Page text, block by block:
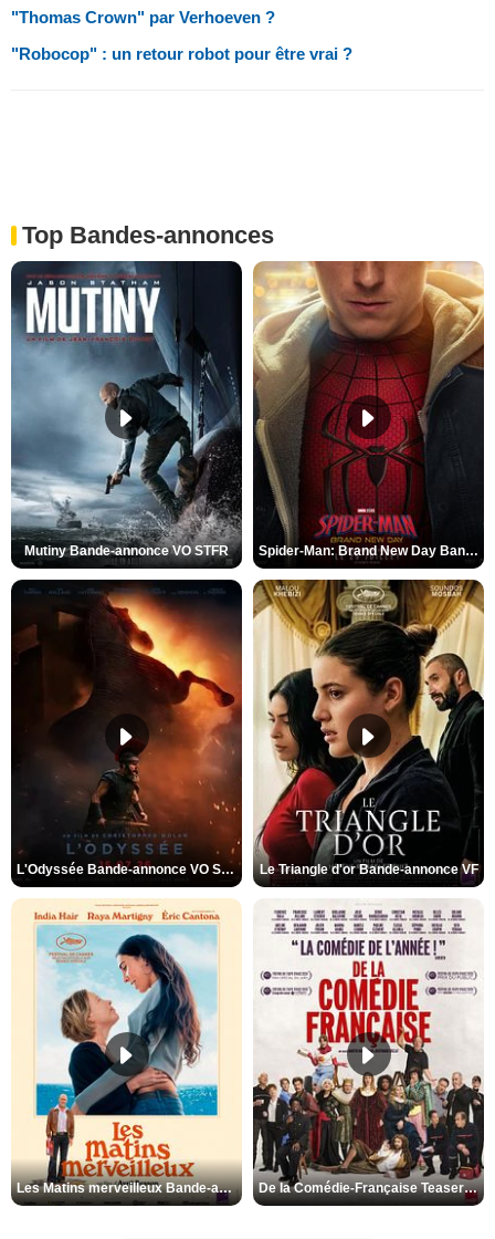
"Thomas Crown" par Verhoeven ?
"Robocop" : un retour robot pour être vrai ?
Top Bandes-annonces
Mutiny Bande-annonce VO STFR Spider-Man: Brand New Day Bande-annonce VO STFR
L'Odyssée Bande-annonce VO STFR Le Triangle d'or Bande-annonce VF
Les Matins merveilleux Bande-annonce VF De la Comédie-Française Teaser VF